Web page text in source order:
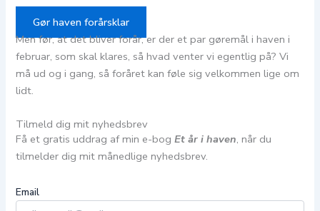
Gør haven forårsklar
Men før, at det bliver forår, er der et par gøremål i haven i
februar, som skal klares, så hvad venter vi egentlig på? Vi
må ud og i gang, så foråret kan føle sig velkommen lige om
lidt.
Tilmeld dig mit nyhedsbrev
Få et gratis uddrag af min e-bogEt år i haven, når du
tilmelder dig mit månedlige nyhedsbrev.
Email